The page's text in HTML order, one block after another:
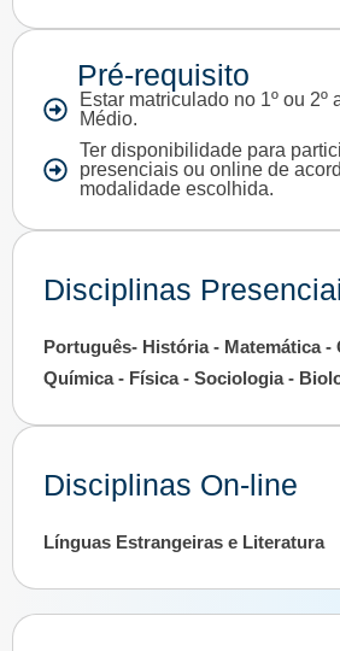
Pré-requisito
Estar matriculado no 1º ou 2º
Médio.
Ter disponibilidade para
presenciais ou online de
modalidade escolhida.
Disciplinas
Português- História - Matemática -
Química - Física - Sociologia -
Disciplinas On-line
Línguas Estrangeiras e Literatura